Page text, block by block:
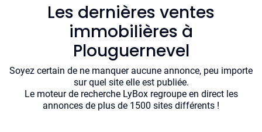
Les dernières ventes
immobilières à
Plouguernevel
Soyez certain de ne manquer aucune annonce, peu importe
sur quel site elle est publiée.
Le moteur de recherche LyBox regroupe en direct les
annonces de plus de 1500 sites différents !